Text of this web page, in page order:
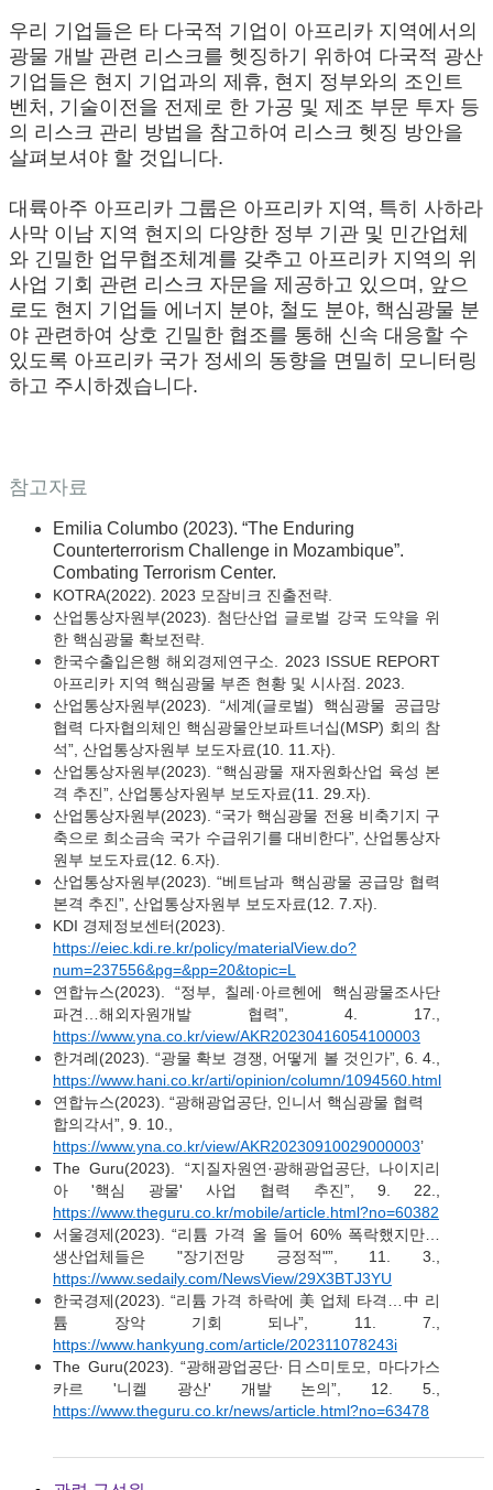
우리 기업들은 타 다국적 기업이 아프리카 지역에서의
광물 개발 관련 리스크를 헷징하기 위하여 다국적 광산
기업들은 현지 기업과의 제휴, 현지 정부와의 조인트
벤처, 기술이전을 전제로 한 가공 및 제조 부문 투자 등
의 리스크 관리 방법을 참고하여 리스크 헷징 방안을
살펴보셔야 할 것입니다.
대륙아주 아프리카 그룹은 아프리카 지역, 특히 사하라
사막 이남 지역 현지의 다양한 정부 기관 및 민간업체
와 긴밀한 업무협조체계를 갖추고 아프리카 지역의 위
사업 기회 관련 리스크 자문을 제공하고 있으며, 앞으
로도 현지 기업들 에너지 분야, 철도 분야, 핵심광물 분
야 관련하여 상호 긴밀한 협조를 통해 신속 대응할 수
있도록 아프리카 국가 정세의 동향을 면밀히 모니터링
하고 주시하겠습니다.
참고자료
Emilia Columbo (2023). “The Enduring
Counterterrorism Challenge in Mozambique”.
Combating Terrorism Center.
KOTRA(2022). 2023 모잠비크 진출전략.
산업통상자원부(2023). 첨단산업 글로벌 강국 도약을 위
한 핵심광물 확보전략.
한국수출입은행 해외경제연구소. 2023 ISSUE REPORT
아프리카 지역 핵심광물 부존 현황 및 시사점. 2023.
산업통상자원부(2023). “세계(글로벌) 핵심광물 공급망
협력 다자협의체인 핵심광물안보파트너십(MSP) 회의 참
석”, 산업통상자원부 보도자료(10. 11.자).
산업통상자원부(2023). “핵심광물 재자원화산업 육성 본
격 추진”, 산업통상자원부 보도자료(11. 29.자).
산업통상자원부(2023). “국가 핵심광물 전용 비축기지 구
축으로 희소금속 국가 수급위기를 대비한다”, 산업통상자
원부 보도자료(12. 6.자).
산업통상자원부(2023). “베트남과 핵심광물 공급망 협력
본격 추진”, 산업통상자원부 보도자료(12. 7.자).
KDI 경제정보센터(2023).
https://eiec.kdi.re.kr/policy/materialView.do?
num=237556&pg=&pp=20&topic=L
연합뉴스(2023). “정부, 칠레·아르헨에 핵심광물조사단
파견…해외자원개발 협력”, 4. 17.,
https://www.yna.co.kr/view/AKR20230416054100003
한겨례(2023). “광물 확보 경쟁, 어떻게 볼 것인가”, 6. 4.,
https://www.hani.co.kr/arti/opinion/column/1094560.html
연합뉴스(2023). “광해광업공단, 인니서 핵심광물 협력
합의각서”, 9. 10.,
https://www.yna.co.kr/view/AKR20230910029000003’
The Guru(2023). “지질자원연·광해광업공단, 나이지리
아 '핵심 광물' 사업 협력 추진”, 9. 22.,
https://www.theguru.co.kr/mobile/article.html?no=60382
서울경제(2023). “리튬 가격 올 들어 60% 폭락했지만…
생산업체들은 "장기전망 긍정적"”, 11. 3.,
https://www.sedaily.com/NewsView/29X3BTJ3YU
한국경제(2023). “리튬 가격 하락에 美 업체 타격…中 리
튬 장악 기회 되나”, 11. 7.,
https://www.hankyung.com/article/202311078243i
The Guru(2023). “광해광업공단·日스미토모, 마다가스
카르 '니켈 광산' 개발 논의”, 12. 5.,
https://www.theguru.co.kr/news/article.html?no=63478